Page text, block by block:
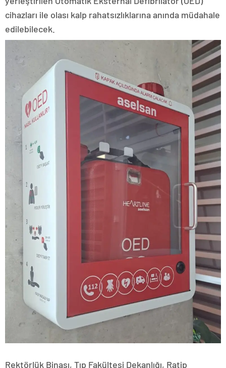
cihazları ile olası kalp rahatsızlıklarına anında müdahale
edilebilecek.
Rektörlük Binası, Tıp Fakültesi Dekanlığı, Ratip